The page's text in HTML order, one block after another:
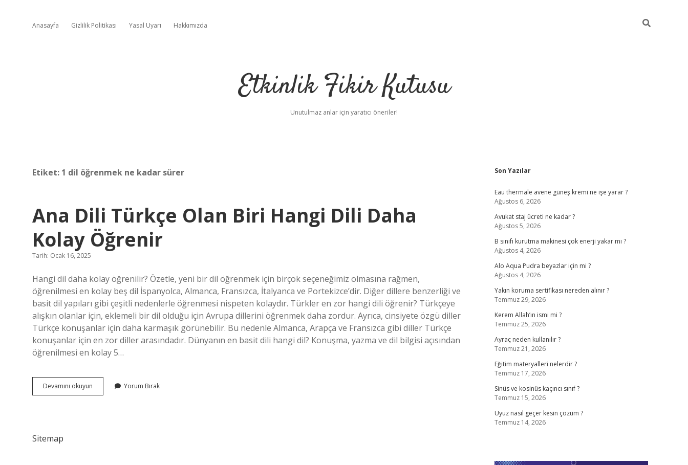
Anasayfa Gizlilik Politikası Yasal Uyarı Hakkımızda
Etkinlik Fikir Kutusu
Unutulmaz anlar için yaratıcı öneriler!
Etiket: 1 dil öğrenmek ne kadar sürer
Ana Dili Türkçe Olan Biri Hangi Dili Daha
Kolay Öğrenir
Tarih: Ocak 16, 2025
Hangi dil daha kolay öğrenilir? Özetle, yeni bir dil öğrenmek için birçok seçeneğimiz olmasına rağmen,
öğrenilmesi en kolay beş dil İspanyolca, Almanca, Fransızca, İtalyanca ve Portekizce’dir. Diğer dillere benzerliği ve
basit dil yapıları gibi çeşitli nedenlerle öğrenmesi nispeten kolaydır. Türkler en zor hangi dili öğrenir? Türkçeye
alışkın olanlar için, eklemeli bir dil olduğu için Avrupa dillerini öğrenmek daha zordur. Ayrıca, cinsiyete özgü diller
Türkçe konuşanlar için daha karmaşık görünebilir. Bu nedenle Almanca, Arapça ve Fransızca gibi diller Türkçe
konuşanlar için en zor diller arasındadır. Dünyanın en basit dili hangi dil? Konuşma, yazma ve dil bilgisi açısından
öğrenilmesi en kolay 5…
Devamını okuyun
Dili
Yorum Bırak
Sitemap
Sidebar
Son Yazılar
Eau thermale avene güneş kremi ne işe yarar ?
Ağustos 6, 2026
Avukat staj ücreti ne kadar ?
Ağustos 5, 2026
B sınıfı kurutma makinesi çok enerji yakar mı ?
Ağustos 4, 2026
Alo Aqua Pudra beyazlar için mi ?
Ağustos 4, 2026
Yakın koruma sertifikası nereden alınır ?
Temmuz 29, 2026
Kerem Allah’ın ismi mi ?
Temmuz 25, 2026
Ayraç neden kullanılır ?
Temmuz 21, 2026
Eğitim materyalleri nelerdir ?
Temmuz 17, 2026
Sinüs ve kosinüs kaçıncı sınıf ?
Temmuz 15, 2026
Uyuz nasıl geçer kesin çözüm ?
Temmuz 14, 2026